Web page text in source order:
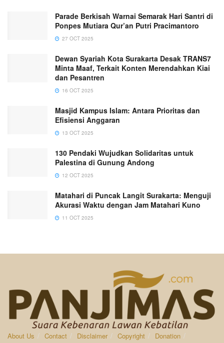
Parade Berkisah Warnai Semarak Hari Santri di
Ponpes Mutiara Qur’an Putri Pracimantoro
27 OCT 2025
Dewan Syariah Kota Surakarta Desak TRANS7
Minta Maaf, Terkait Konten Merendahkan Kiai
dan Pesantren
16 OCT 2025
Masjid Kampus Islam: Antara Prioritas dan
Efisiensi Anggaran
13 OCT 2025
130 Pendaki Wujudkan Solidaritas untuk
Palestina di Gunung Andong
12 OCT 2025
Matahari di Puncak Langit Surakarta: Menguji
Akurasi Waktu dengan Jam Matahari Kuno
11 OCT 2025
About Us Contact Disclaimer Copyright
Donation